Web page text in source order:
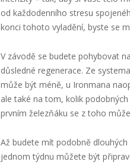
od každodenního stresu
konci tohoto vyladění, byste se
V závodě se budete pohybovat
důsledné regenerace. Ze
může být méně, u Ironmana
ale také na tom, kolik
prvním železňáku se z toho
Až budete mít podobně
jednom týdnu můžete být